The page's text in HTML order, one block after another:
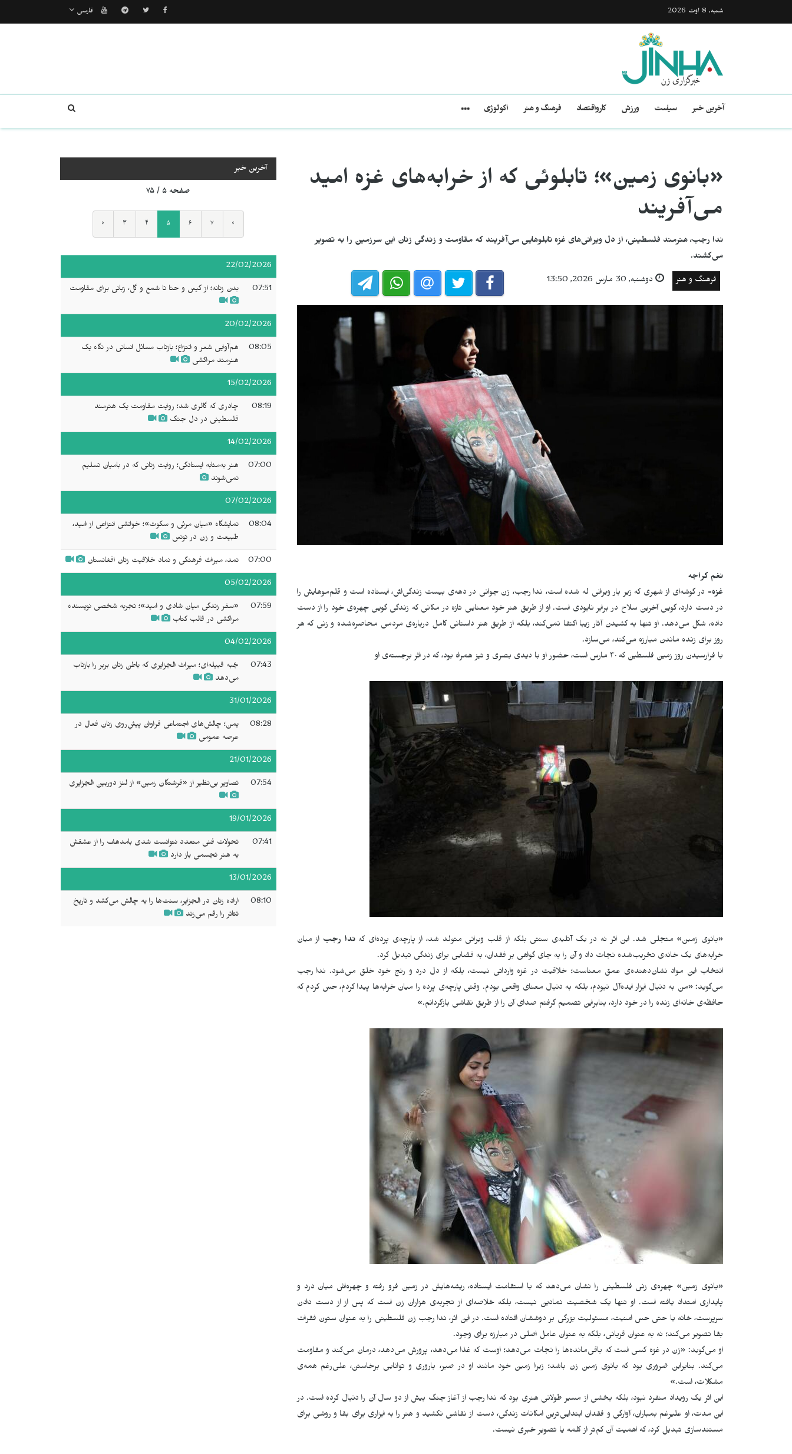
شنبه, 8 اوت 2026 فارسی
آخرین خبر سیاست ورزش کارواقتصاد فرهنگ و هنر اکولوژی
«بانوی زمین»؛ تابلوئی که از خرابه‌های غزه امید
می‌آفریند
ندا رجب، هنرمند فلسطینی، از دل ویرانی‌های غزه تابلوهایی می‌آفریند که مقاومت و زندگی زنان این سرزمین را به تصویر
می‌کشند.
فرهنگ و هنر دوشنبه, 30 مارس 2026, 13:50
نغم كراجه
غزه- در گوشه‌ای از شهری که زیر بار ویرانی له شده است، ندا رجب، زن جوانی در دهه‌ی بیست زندگی‌اش، ایستاده است و قلم‌موهایش را
در دست دارد، گویی آخرین سلاح در برابر نابودی است. او از طریق هنر خود معنایی تازه در مکانی که زندگی گویی چهره‌ی خود را از دست
داده، شکل می‌دهد. او تنها به کشیدن آثار زیبا اکتفا نمی‌کند، بلکه از طریق هنر داستانی کامل درباره‌ی مردمی محاصره‌شده و زنی که هر
روز برای زنده ماندن مبارزه می‌کند، می‌سازد.
با فرارسیدن روز زمین فلسطین که ۳۰ مارس است، حضور او با دیدی بصری و تیز همراه بود، که در اثر برجسته‌ی او
«بانوی زمین» متجلی شد. این اثر نه در یک آتلیه‌ی سنتی بلکه از قلب ویرانی متولد شد، از پارچه‌ی پرده‌ای کهندا رجب از میان
خرابه‌های یک خانه‌ی تخریب‌شده نجات داد و آن را به جای گواهی بر فقدان، به فضایی برای زندگی تبدیل کرد.
انتخاب این مواد نشان‌دهنده‌ی عمق معناست؛ خلاقیت در غزه وارداتی نیست، بلکه از دل درد و رنج خود خلق می‌شود. ندا رجب
می‌گوید: «من به دنبال ابزار ایده‌آل نبودم، بلکه به دنبال معنای واقعی بودم. وقتی پارچه‌ی پرده را میان خرابه‌ها پیدا کردم، حس کردم که
حافظه‌ی خانه‌ای زنده را در خود دارد، بنابراین تصمیم گرفتم صدای آن را از طریق نقاشی بازگردانم.»
«بانوی زمین» چهره‌ی زنی فلسطینی را نشان می‌دهد که با استقامت ایستاده، ریشه‌هایش در زمین فرو رفته و چهره‌اش میان درد و
پایداری امتداد یافته است. او تنها یک شخصیت نمادین نیست، بلکه خلاصه‌ای از تجربه‌ی هزاران زن است که پس از از دست دادن
سرپرست، خانه یا حتی حس امنیت، مسئولیت بزرگی بر دوششان افتاده است. در این اثر، ندا رجب زن فلسطینی را به عنوان ستون فقرات
بقا تصویر می‌کند؛ نه به عنوان قربانی، بلکه به عنوان عامل اصلی در مبارزه برای وجود.
او می‌گوید: «زن در غزه کسی است که باقی‌مانده‌ها را نجات می‌دهد؛ اوست که غذا می‌دهد، پرورش می‌دهد، درمان می‌کند و مقاومت
می‌کند. بنابراین ضروری بود که بانوی زمین زن باشد؛ زیرا زمین خود مانند او در صبر، باروری و توانایی برخاستن، علی‌رغم همه‌ی
مشکلات، است.»
این اثر یک رویداد منفرد نبود، بلکه بخشی از مسیر طولانی هنری بود که ندا رجب از آغاز جنگ بیش از دو سال آن را دنبال کرده است. در
این مدت، او علیرغم بمباران، آوارگی و فقدان ابتدایی‌ترین امکانات زندگی، دست از نقاشی نکشید و هنر را به ابزاری برای بقا و روشی برای
مستندسازی تبدیل کرد، که اهمیت آن کم‌تر از کلمه یا تصویر خبری نیست.
آخرین خبر
صفحه ۵ / ۷۵
‹ ۳ ۴ ۵ ۶ ۷ ›
22/02/2026
07:51 بدن زنانه؛ از گیس و حنا تا شمع و گل، زبانی برای مقاومت
20/02/2026
08:05
هم‌آوایی شعر و انتزاع؛ بازتاب مسائل انسانی در نگاه یک
هنرمند مراکشی
15/02/2026
08:19
چادری که گالری شد؛ روایت مقاومت یک هنرمند
فلسطینی در دل جنگ
14/02/2026
07:00
هنر به‌مثابه ایستادگی؛ روایت زنانی که در بامیان تسلیم
نمی‌شوند
07/02/2026
08:04
نمایشگاه «میان مرئی و سکوت»؛ خوانشی انتزاعی از امید،
طبیعت و زن در تونس
07:00 نمد، میراث فرهنگی و نماد خلاقیت زنان افغانستان
05/02/2026
07:59
«سفر زندگی میان شادی و امید»؛ تجربه شخصی نویسنده
مراکشی در قالب کتاب
04/02/2026
07:43
جُبه قبیله‌ای؛ میراث الجزایری که باطن زنان بربر را بازتاب
می‌دهد
31/01/2026
08:28
یمن؛ چالش‌های اجتماعی فراوان پیشِ‌روی زنان فعال در
عرصه عمومی
21/01/2026
07:54 تصاویر بی‌نظیر از «فرشتگان زمین» از لنز دوربین الجزایری
19/01/2026
07:41
تحولات فنی متعدد نتوانست شدى بامدهف را از عشقش
به هنر تجسمی باز دارد
13/01/2026
08:10
اراده زنان در الجزایر، سنت‌ها را به چالش می‌کشد و تاریخ
تئاتر را رقم می‌زند